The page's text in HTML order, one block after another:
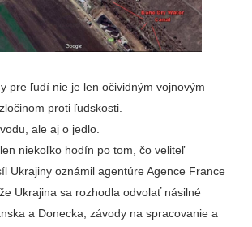
pre ľudí nie je len očividným vojnovým
proti ľudskosti.
ale aj o jedlo.
niekoľko hodín po tom, čo veliteľ
Ukrajiny oznámil agentúre Agence France
Ukrajina sa rozhodla odvolať násilné
a Donecka, závody na spracovanie a